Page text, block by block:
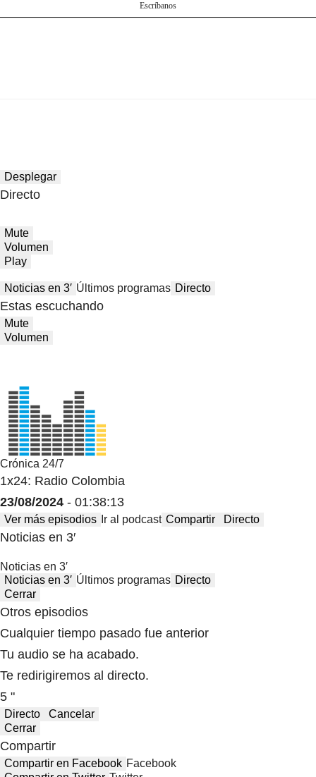
Escríbanos
Desplegar
Directo
Mute
Volumen
Play
Noticias en 3′ Últimos programas Directo
Estas escuchando
Mute
Volumen
Crónica 24/7
1x24: Radio Colombia
23/08/2024 - 01:38:13
Ver más episodios Ir al podcast Compartir Directo
Noticias en 3′
Noticias en 3′
Noticias en 3′ Últimos programas Directo
Cerrar
Otros episodios
Cualquier tiempo pasado fue anterior
Tu audio se ha acabado.
Te redirigiremos al directo.
5 "
Directo
Cancelar
Cerrar
Compartir
Compartir en Facebook Facebook